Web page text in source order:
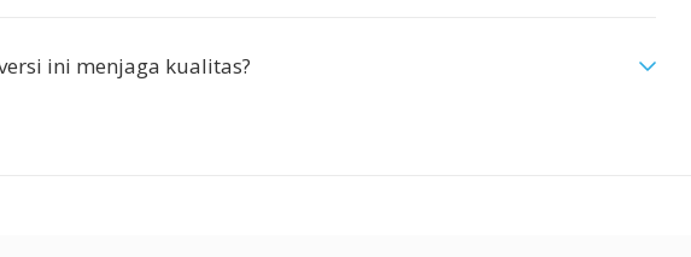
ini menjaga kualitas?